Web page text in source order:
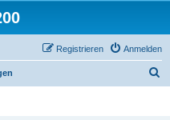
Anmelden
Registrieren